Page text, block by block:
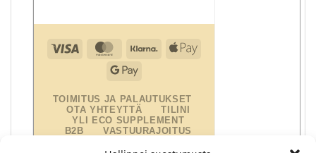
Visa MasterCardKlarna Apple
Google
TOIMITUS JA PALAUTUKSET
OTA YHTEYTTÄ
TILINI
YLI ECO SUPPLEMENT
B2B
VASTUURAJOITUS